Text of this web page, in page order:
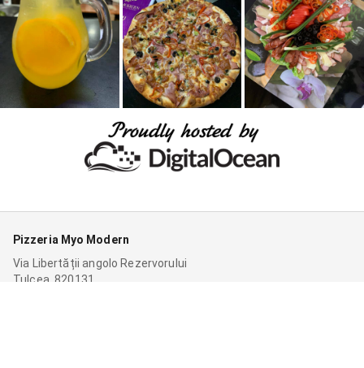
Pizzeria Myo Modern
Via Libertății angolo Rezervorului
Tulcea, 820131